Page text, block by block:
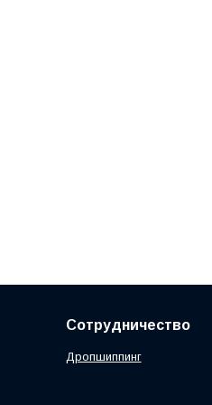
Сотрудничество
Дропшиппинг